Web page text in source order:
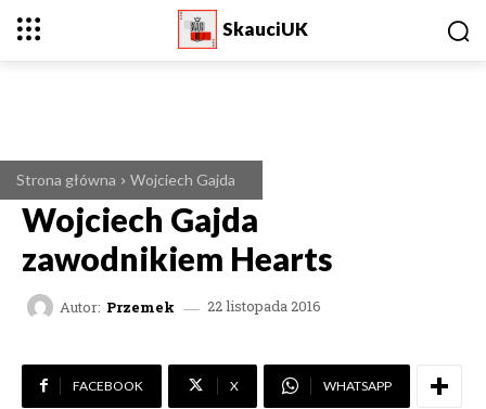
SkauciUK
Strona główna Wojciech Gajda
Wojciech Gajda
zawodnikiem Hearts
Autor: Przemek 22 listopada 2016
FACEBOOK X WHATSAPP